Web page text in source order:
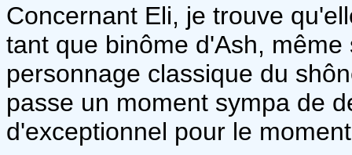
Concernant Eli, je trouve
tant que binôme d'Ash,
personnage classique du
passe un moment sympa de
d'exceptionnel pour le